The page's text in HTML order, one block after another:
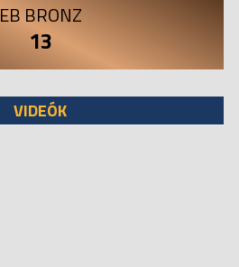
EB BRONZ
13
VIDEÓK